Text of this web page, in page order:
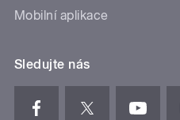
Mobilní aplikace
Sledujte nás